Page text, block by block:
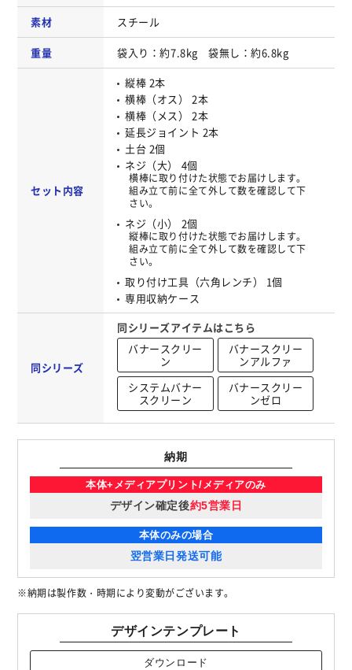
素材
スチール
重量 袋入り：約7.8kg 袋無し：約6.8kg
セット内容
縦棒 2本
横棒（オス） 2本
横棒（メス） 2本
延長ジョイント 2本
土台 2個
ネジ（大） 4個
横棒に取り付けた状態でお届けします。
組み立て前に全て外して数を確認して下
さい。
ネジ（小） 2個
縦棒に取り付けた状態でお届けします。
組み立て前に全て外して数を確認して下
さい。
取り付け工具（六角レンチ） 1個
専用収納ケース
同シリーズ
同シリーズアイテムはこちら
バナースクリー
ン
バナースクリー
ンアルファ
システムバナー
スクリーン
バナースクリー
ンゼロ
納期
本体+メディアプリント/メディアのみ
デザイン確定後約5営業日
本体のみの場合
翌営業日発送可能
※納期は製作数・時期により変動がございます。
デザインテンプレート
ダウンロード